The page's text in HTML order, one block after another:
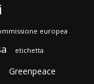
europea
etichetta
Greenpeace